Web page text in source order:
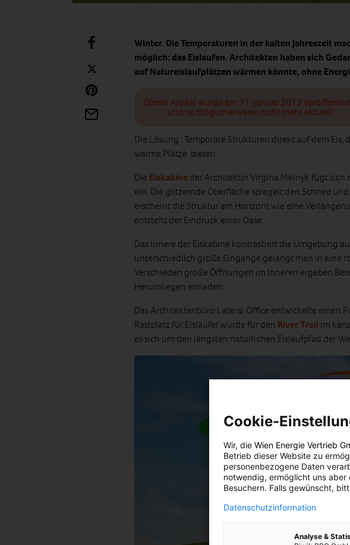
Winter. Die Temperaturen in der kalten Jahreszeit
möglich: das Eislaufen. Architekten haben sich
auf Natureislaufplätzen wärmen könnte, ohne
Dieser Artikel wurde am 11. Januar 2013
und ist möglicherweise nicht mehr aktuell!
Die Lösung : Temporäre Strukturen direkt auf dem
warme Plätze bieten.
Die Eiskabineder Architektin Virgina Melnyk fügt
ein. Die glitzernde Oberfläche spiegelt den Schnee
erscheint die Struktur am Horizont wie eine
entsteht der Eindruck einer Oase.
Das Innere der Eiskabine kontrastiert die Umgebung
unterschiedlich große Eingänge gelangt man in eine
Verschieden große Öffnungen im Inneren ergeben
Herumliegen einladen.
Das Architektenbüro Lateral Office entwickelte einen
Rastplatz für Eisläufer wurde für den River Trail im
es sich um den längsten natürlichen Eislaufpfad der
Cookie-
Wir, die Wien Energie Vertrieb
Betrieb dieser Website zu
personenbezogene Daten
notwendig, ermöglicht uns
Besuchern. Falls gewünscht,
Datenschutzinformation
Analyse &